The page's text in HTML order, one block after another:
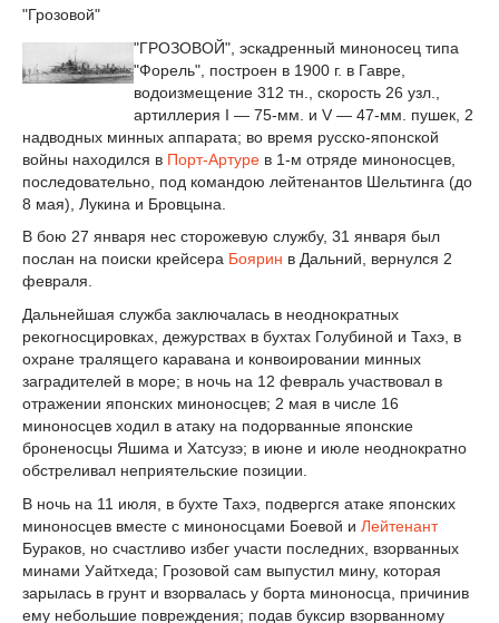
"Грозовой"
"ГРОЗОВОЙ", эскадренный миноносец типа
"Форель", построен в 1900 г. в Гавре,
водоизмещение 312 тн., скорость 26 узл.,
артиллерия I — 75-мм. и V — 47-мм. пушек, 2
надводных минных аппарата; во время русско-японской
войны находился в Порт-Артуре в 1-м отряде миноносцев,
последовательно, под командою лейтенантов Шельтинга (до
8 мая), Лукина и Бровцына.
В бою 27 января нес сторожевую службу, 31 января был
послан на поиски крейсера Боярин в Дальний, вернулся 2
февраля.
Дальнейшая служба заключалась в неоднократных
рекогносцировках, дежурствах в бухтах Голубиной и Тахэ, в
охране тралящего каравана и конвоировании минных
заградителей в море; в ночь на 12 февраль участвовал в
отражении японских миноносцев; 2 мая в числе 16
миноносцев ходил в атаку на подорванные японские
броненосцы Яшима и Хатсузэ; в июне и июле неоднократно
обстреливал неприятельские позиции.
В ночь на 11 июля, в бухте Тахэ, подвергся атаке японских
миноносцев вместе с миноносцами Боевой и Лейтенант
Бураков, но счастливо избег участи последних, взорванных
минами Уайтхеда; Грозовой сам выпустил мину, которая
зарылась в грунт и взорвалась у борта миноносца, причинив
ему небольшие повреждения; подав буксир взорванному